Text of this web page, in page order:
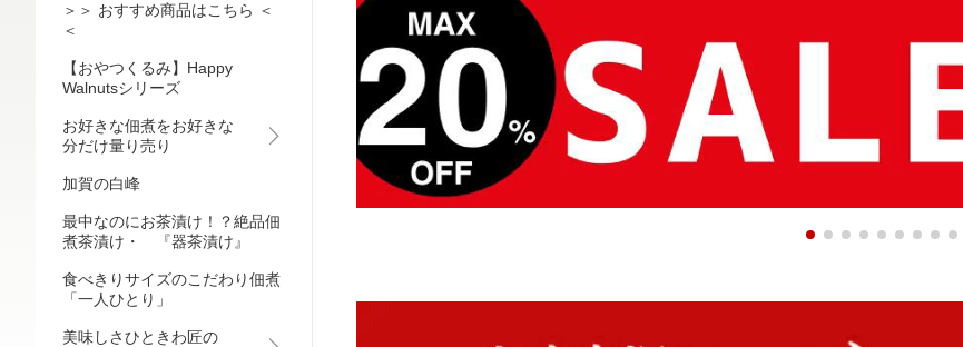
＞＞ おすすめ商品はこちら ＜
＜
【おやつくるみ】Happy
Walnutsシリーズ
お好きな佃煮をお好きな
分だけ量り売り
加賀の白峰
最中なのにお茶漬け！？絶品佃
煮茶漬け・ 『器茶漬け』
食べきりサイズのこだわり佃煮
「一人ひとり」
美味しさひときわ匠の